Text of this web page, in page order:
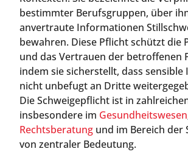
bestimmter Berufsgruppen, über
anvertraute Informationen
bewahren. Diese Pflicht schützt die
und das Vertrauen der betroffenen
indem sie sicherstellt, dass
nicht unbefugt an Dritte
Die Schweigepflicht ist in
insbesondere im Gesundheitswesen
Rechtsberatung und im Bereich der
von zentraler Bedeutung.